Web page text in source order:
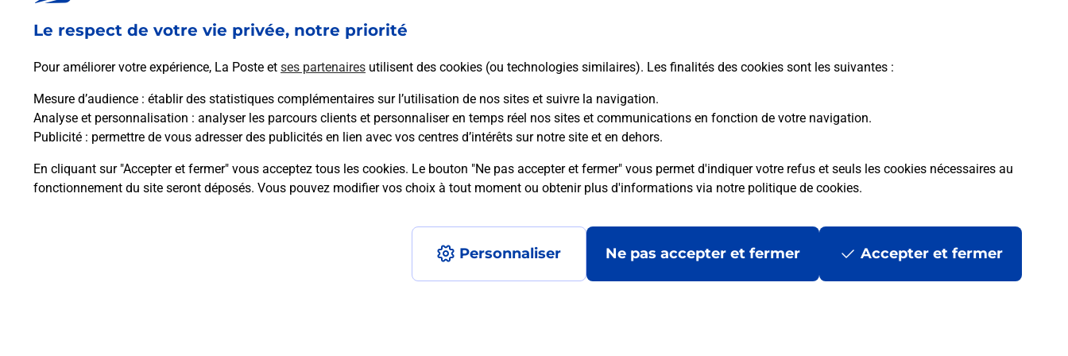
Le respect de votre vie privée, notre priorité
Pour améliorer votre expérience, La Poste et ses partenaires utilisent des cookies (ou technologies similaires). Les finalités des cookies sont les suivantes :
Mesure d’audience : établir des statistiques complémentaires sur l’utilisation de nos sites et suivre la navigation.
Analyse et personnalisation : analyser les parcours clients et personnaliser en temps réel nos sites et communications en fonction de votre navigation.
Publicité : permettre de vous adresser des publicités en lien avec vos centres d’intérêts sur notre site et en dehors.
En cliquant sur "Accepter et fermer" vous acceptez tous les cookies. Le bouton "Ne pas accepter et fermer" vous permet d'indiquer votre refus et seuls les cookies nécessaires au
fonctionnement du site seront déposés. Vous pouvez modifier vos choix à tout moment ou obtenir plus d'informations via notre politique de cookies.
Personnaliser Ne pas accepter et fermer Accepter et fermer
En savoir plus
Questions fréquemment posées
Comment envoyer un colis ou faire un retour chez un e-commerçant sans se déplacer ?